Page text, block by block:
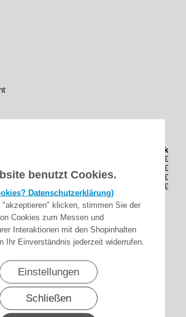
benutzt Cookies.
Datenschutzerklärung)
"akzeptieren" klicken, stimmen Sie der
Cookies zum Messen und
Interaktionen mit den Shopinhalten
Ihr Einverständnis jederzeit widerrufen.
Einstellungen
Schließen
Preis(Brutto) / Stück
32,95€
31,95€
30,95€
29,95€
mit
UP+AP, mit
Aufputzrahmen
Rast-Funktion,
weiss